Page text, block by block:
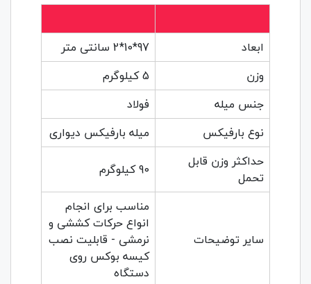
ابعاد
97*10*2 سانتی متر
وزن
5 کیلوگرم
جنس میله
فولاد
نوع بارفیکس
میله بارفیکس دیواری
حداکثر وزن قابل
تحمل
90 کیلوگرم
سایر توضیحات
مناسب برای انجام
انواع حرکات کششی و
نرمشی - قابلیت نصب
کیسه بوکس روی
دستگاه